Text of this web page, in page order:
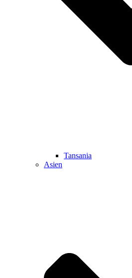
Tansania
Asien